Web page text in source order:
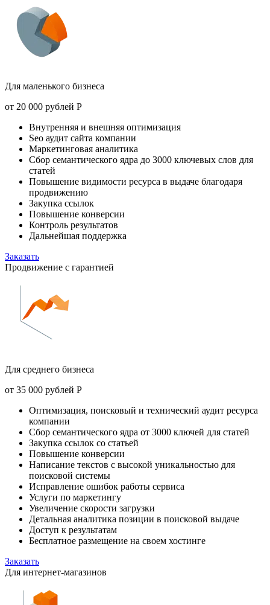
Для маленького бизнеса
от 20 000 рублей Р
Внутренняя и внешняя оптимизация
Seo аудит сайта компании
Маркетинговая аналитика
Сбор семантического ядра до 3000 ключевых слов для
статей
Повышение видимости ресурса в выдаче благодаря
продвижению
Закупка ссылок
Повышение конверсии
Контроль результатов
Дальнейшая поддержка
Заказать
Продвижение с гарантией
Для среднего бизнеса
от 35 000 рублей Р
Оптимизация, поисковый и технический аудит ресурса
компании
Сбор семантического ядра от 3000 ключей для статей
Закупка ссылок со статьей
Повышение конверсии
Написание текстов с высокой уникальностью для
поисковой системы
Исправление ошибок работы сервиса
Услуги по маркетингу
Увеличение скорости загрузки
Детальная аналитика позиции в поисковой выдаче
Доступ к результатам
Бесплатное размещение на своем хостинге
Заказать
Для интернет-магазинов